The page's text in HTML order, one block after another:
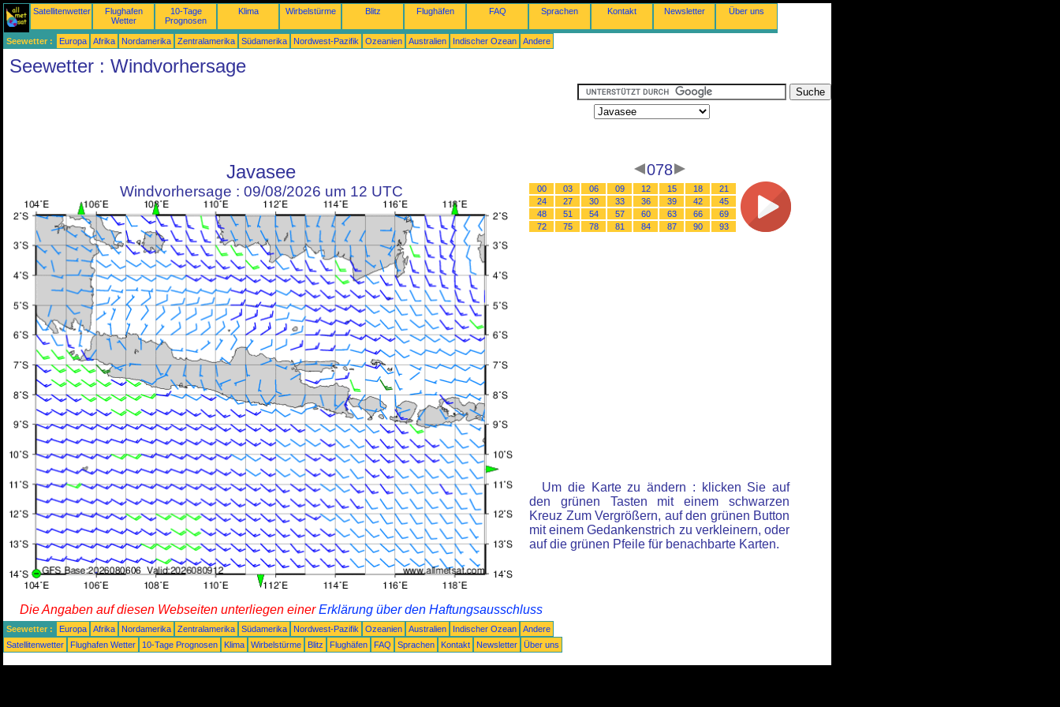
Satellitenwetter
Flughafen
Wetter
10-Tage
Prognosen
Klima Wirbelstürme Blitz Flughäfen FAQ Sprachen Kontakt Newsletter Über uns
Seewetter : Europa Afrika Nordamerika Zentralamerika Südamerika Nordwest-Pazifik Ozeanien Australien Indischer Ozean Andere
Seewetter : Windvorhersage
Javasee
Windvorhersage : 09/08/2026 um 12 UTC
078
00 03 06 09 12 15 18
21
24
27 30 33 36 39 42
45
48
51 54 57 60 63 66
69
72
75 78 81 84 87 90 93
Um die Karte zu ändern : klicken Sie auf
den grünen Tasten mit einem schwarzen
Kreuz Zum Vergrößern, auf den grünen Button
mit einem Gedankenstrich zu verkleinern, oder
auf die grünen Pfeile für benachbarte Karten.
Die Angaben auf diesen Webseiten unterliegen einerErklärung über den Haftungsausschluss
Seewetter : Europa Afrika Nordamerika Zentralamerika Südamerika Nordwest-Pazifik Ozeanien Australien Indischer Ozean
Andere
Satellitenwetter
Flughafen Wetter 10-Tage Prognosen Klima Wirbelstürme Blitz Flughäfen FAQ Sprachen Kontakt Newsletter Über uns